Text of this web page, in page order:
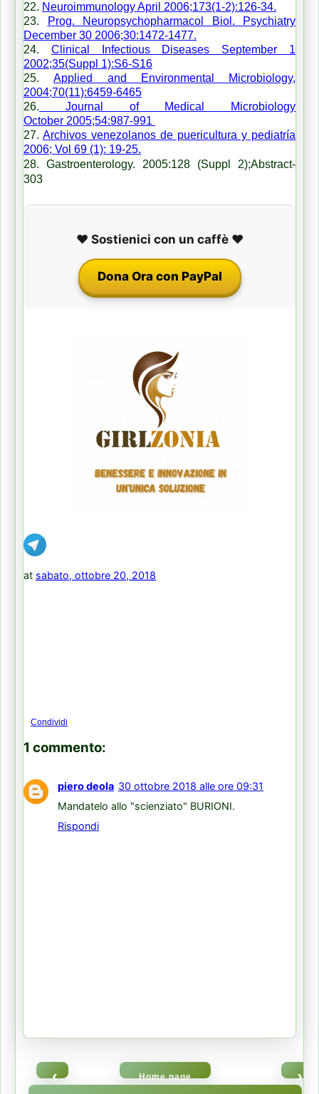
22. Neuroimmunology April 2006;173(1-2):126-34.
23.
Prog. Neuropsychopharmacol Biol. Psychiatry
December 30 2006;30:1472-1477.
24. Clinical Infectious Diseases September 1
2002;35(Suppl 1):S6-S16
25.Applied and Environmental Microbiology,
2004;70(11):6459-6465
26. Journal of Medical Microbiology
October 2005;54:987-991
27. Archivos venezolanos de puericultura y pediatría
2006; Vol 69 (1): 19-25.
28. Gastroenterology. 2005:128 (Suppl 2);Abstract-
303
❤️ Sostienici con un caffè ❤️
Dona Ora con PayPal
at sabato, ottobre 20, 2018
Condividi
1 commento:
piero deola 30 ottobre 2018 alle ore 09:31
Mandatelo allo "scienziato" BURIONI.
Rispondi
‹ ›
Home page